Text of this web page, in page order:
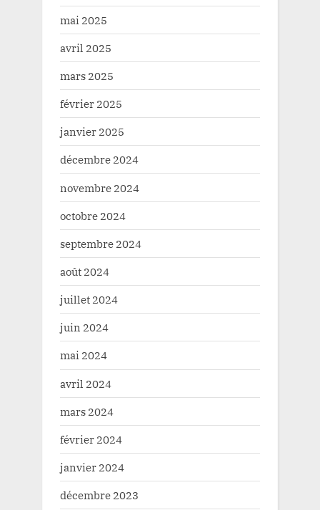
mai 2025
avril 2025
mars 2025
février 2025
janvier 2025
décembre 2024
novembre 2024
octobre 2024
septembre 2024
août 2024
juillet 2024
juin 2024
mai 2024
avril 2024
mars 2024
février 2024
janvier 2024
décembre 2023